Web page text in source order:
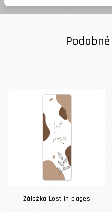
Záložka Lost in pages